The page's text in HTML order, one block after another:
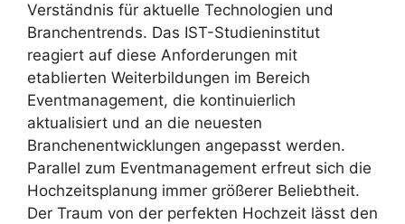
Verständnis für aktuelle Technologien und
Branchentrends. Das IST-Studieninstitut
reagiert auf diese Anforderungen mit
etablierten Weiterbildungen im Bereich
Eventmanagement, die kontinuierlich
aktualisiert und an die neuesten
Branchenentwicklungen angepasst werden.
Parallel zum Eventmanagement erfreut sich die
Hochzeitsplanung immer größerer Beliebtheit.
Der Traum von der perfekten Hochzeit lässt den